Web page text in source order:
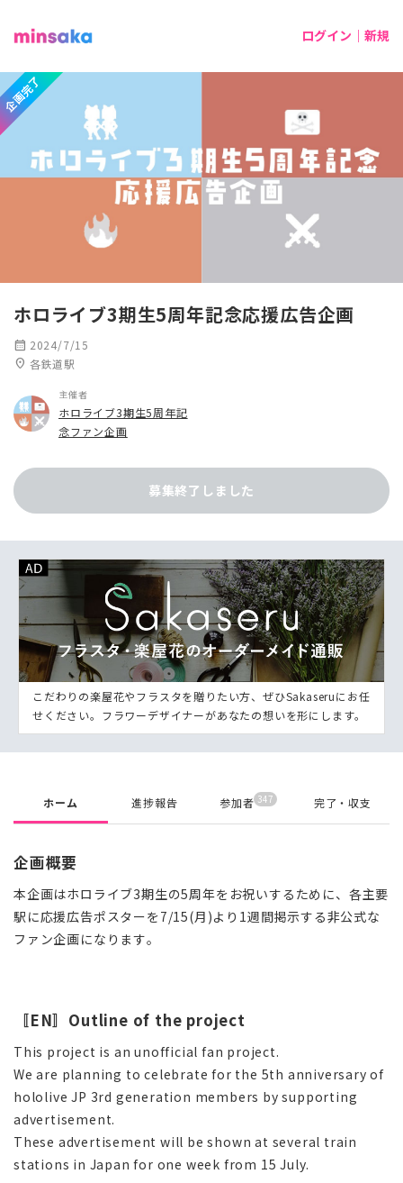
ログイン｜新規
企画完了
ホロライブ3期生5周年記念応援広告企画
calendar_month 2024/7/15
location_on 各鉄道駅
主催者
ホロライブ3期生5周年記
念ファン企画
募集終了しました
こだわりの楽屋花やフラスタを贈りたい方、ぜひSakaseruにお任
せください。フラワーデザイナーがあなたの想いを形にします。
ホーム 進捗報告 参加者 347 完了・収支
企画概要
本企画はホロライブ3期生の5周年をお祝いするために、各主要
駅に応援広告ポスターを7/15(月)より1週間掲示する非公式な
ファン企画になります。
〚EN〛Outline of the project
This project is an unofficial fan project.
We are planning to celebrate for the 5th anniversary of
hololive JP 3rd generation members by supporting
advertisement.
These advertisement will be shown at several train
stations in Japan for one week from 15 July.